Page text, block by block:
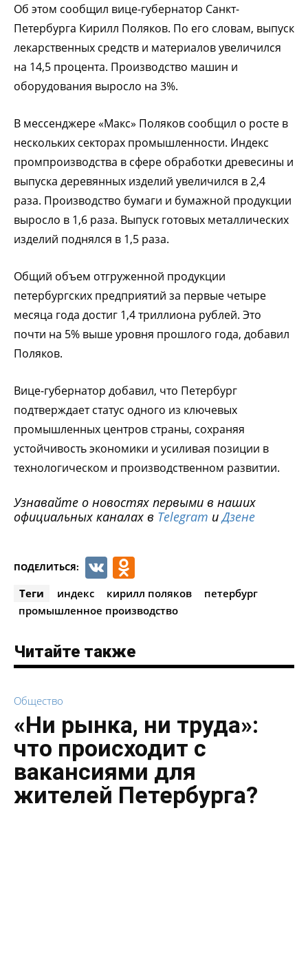
Об этом сообщил вице-губернатор Санкт-
Петербурга Кирилл Поляков. По его словам, выпуск
лекарственных средств и материалов увеличился
на 14,5 процента. Производство машин и
оборудования выросло на 3%.
В мессенджере «Макс» Поляков сообщил о росте в
нескольких секторах промышленности. Индекс
промпроизводства в сфере обработки древесины и
выпуска деревянных изделий увеличился в 2,4
раза. Производство бумаги и бумажной продукции
выросло в 1,6 раза. Выпуск готовых металлических
изделий поднялся в 1,5 раза.
Общий объем отгруженной продукции
петербургских предприятий за первые четыре
месяца года достиг 1,4 триллиона рублей. Это
почти на 5% выше уровня прошлого года, добавил
Поляков.
Вице-губернатор добавил, что Петербург
подтверждает статус одного из ключевых
промышленных центров страны, сохраняя
устойчивость экономики и усиливая позиции в
технологическом и производственном развитии.
Узнавайте о новостях первыми в наших
официальных каналах в Telegram иДзене
ПОДЕЛИТЬСЯ: VK
Теги индекс кирилл поляков
петербург
промышленное производство
Читайте также
Общество
«Ни рынка, ни труда»:
что происходит с
вакансиями для
жителей Петербурга?